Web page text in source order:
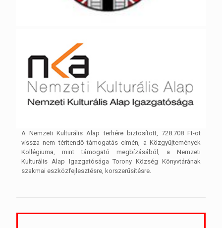
A Nemzeti Kulturális Alap terhére biztosított, 728.708 Ft-ot
vissza nem térítendő támogatás címén, a Közgyűjtemények
Kollégiuma, mint támogató megbízásából, a Nemzeti
Kulturális Alap Igazgatósága Torony Község Könyvtárának
szakmai eszközfejlesztésre, korszerűsítésre.